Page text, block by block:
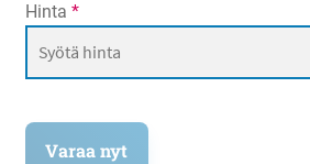
Hinta *
Varaa nyt